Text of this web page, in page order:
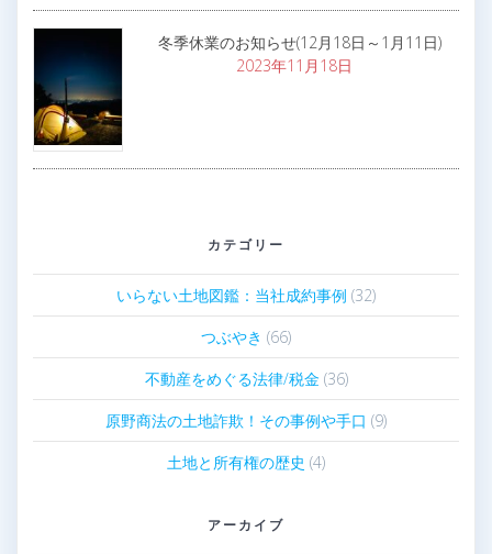
冬季休業のお知らせ(12月18日～1月11日)
2023年11月18日
カテゴリー
いらない土地図鑑：当社成約事例 (32)
つぶやき (66)
不動産をめぐる法律/税金 (36)
原野商法の土地詐欺！その事例や手口 (9)
土地と所有権の歴史 (4)
アーカイブ